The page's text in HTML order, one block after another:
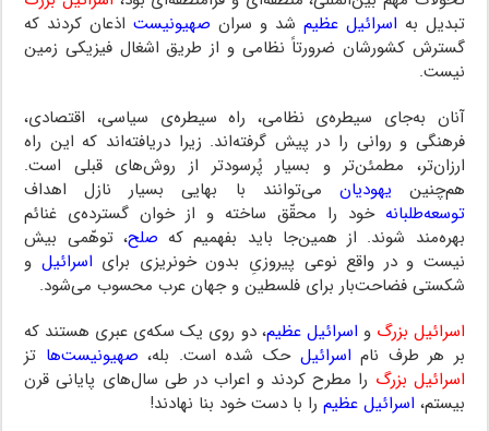
تبدیل به اسرائیل عظیم شد و سران صهیونیستاذعان کردند که
گسترش کشورشان ضرورتاً نظامی و از طریق اشغال فیزیکی زمین
نیست.
آنان به‌جای سیطره‌ی نظامی، راه سیطره‌ی سیاسی، اقتصادی،
فرهنگی و روانی را در پیش گرفته‌اند. زیرا دریافته‌اند که این راه
ارزان‌تر، مطمئن‌تر و بسیار پُرسودتر از روش‌های قبلی است.
هم‌چنین یهودیان می‌توانند با بهایی بسیار نازل اهداف
توسعه‌طلبانه خود را محقّق ساخته و از خوان گسترده‌ی غنائم
بهره‌مند شوند. از همین‌جا باید بفهمیم که صلح، توهّمی بیش
نیست و در واقع نوعی پیروزیِ بدون خونریزی برای اسرائیل و
شکستی فضاحت‌بار برای فلسطین و جهان عرب محسوب می‌شود.
اسرائیل بزرگ و اسرائیل عظیم، دو روی یک سکه‌ی عبری هستند که
بر هر طرف نام اسرائیل حک شده است. بله، صهیونیست‌ها تز
اسرائیل بزرگ را مطرح کردند و اعراب در طی سال‌های پایانی قرن
بیستم، اسرائیل عظیم را با دست خود بنا نهادند!